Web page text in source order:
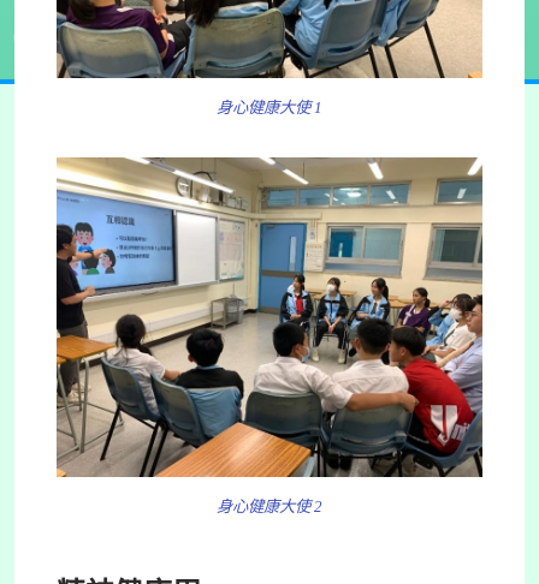
身心健康大使 1
身心健康大使 2